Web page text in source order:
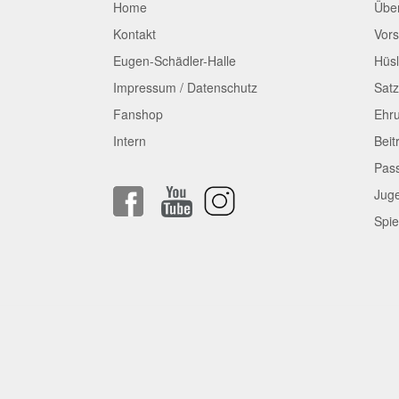
Home
Kontakt
Eugen-Schädler-Halle
Impressum / Datenschutz
Fanshop
Intern